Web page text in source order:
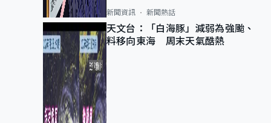
新聞資訊 新聞熱話
天文台：「白海豚」減弱為強颱、
料移向東海 周末天氣酷熱